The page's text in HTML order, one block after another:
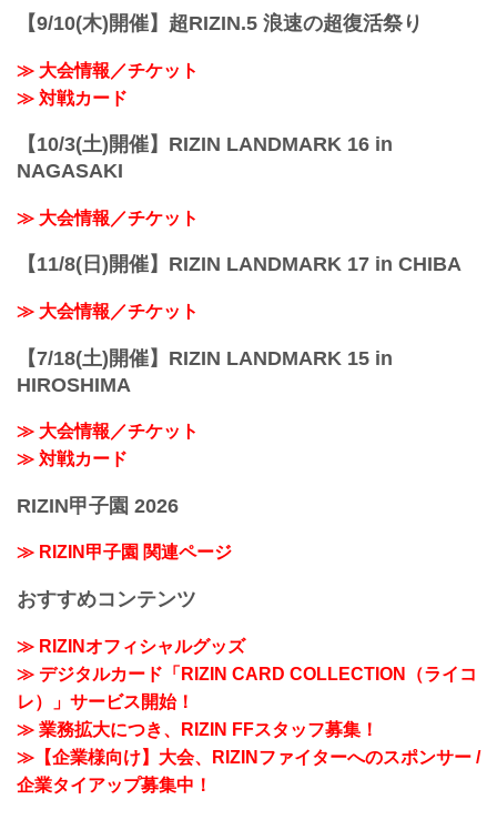
DELiGHTWORKS presents RIZIN甲子園
2026 概要
【9/10(木)開催】超RIZIN.5 浪速の超復活祭り
≫ 大会情報／チケット
≫ 対戦カード
【10/3(土)開催】RIZIN LANDMARK 16 in
NAGASAKI
≫ 大会情報／チケット
【11/8(日)開催】RIZIN LANDMARK 17 in CHIBA
≫ 大会情報／チケット
【7/18(土)開催】RIZIN LANDMARK 15 in
HIROSHIMA
≫ 大会情報／チケット
≫ 対戦カード
RIZIN甲子園 2026
≫ RIZIN甲子園 関連ページ
おすすめコンテンツ
≫ RIZINオフィシャルグッズ
≫ デジタルカード「RIZIN CARD COLLECTION（ライコ
レ）」サービス開始！
≫ 業務拡大につき、RIZIN FFスタッフ募集！
≫【企業様向け】大会、RIZINファイターへのスポンサー /
企業タイアップ募集中！